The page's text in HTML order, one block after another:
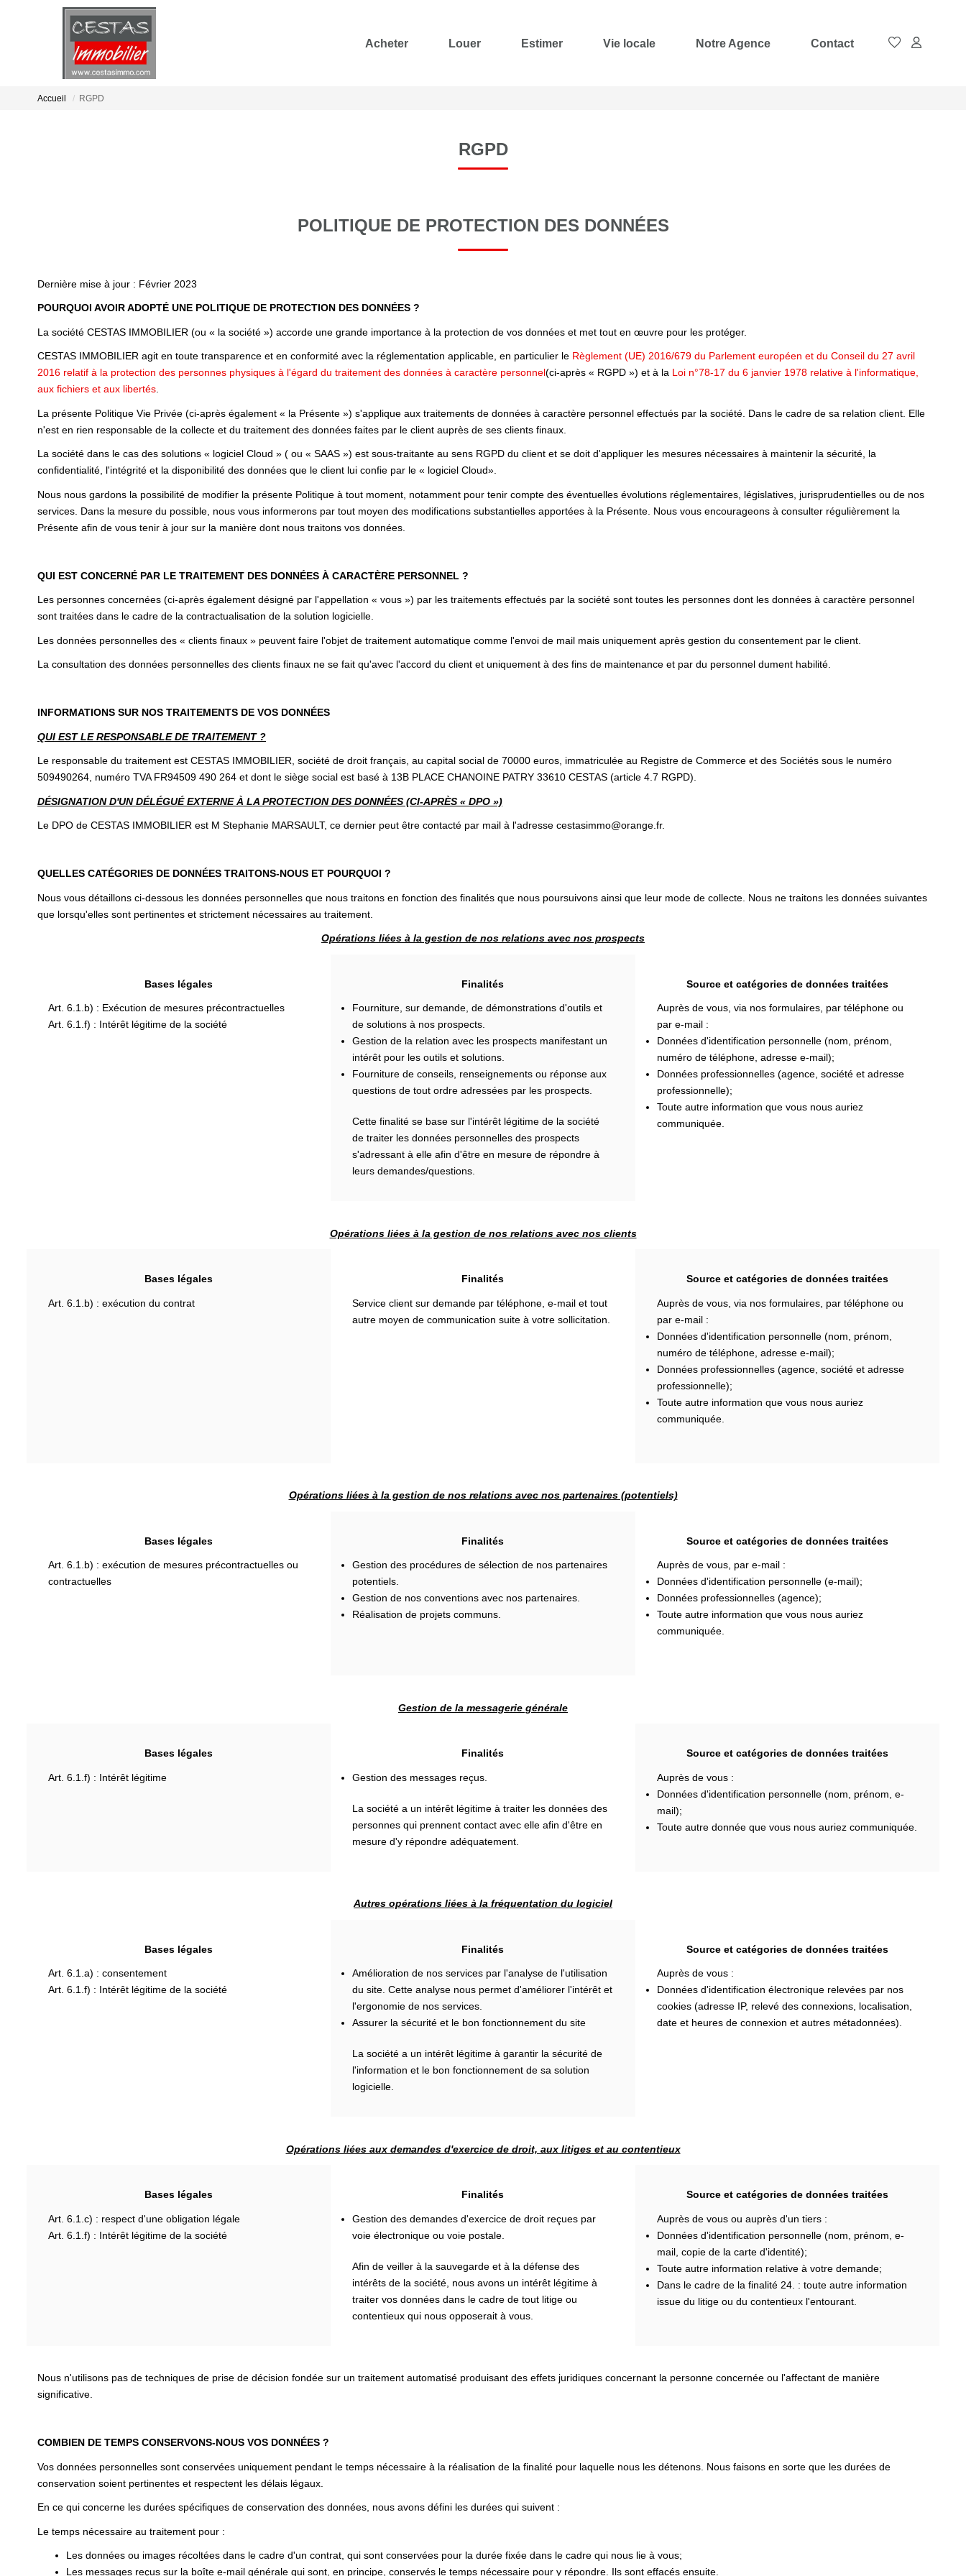
Acheter Louer Estimer Vie locale Notre Agence Contact
Accueil RGPD
RGPD
POLITIQUE DE PROTECTION DES DONNÉES
Dernière mise à jour : Février 2023
POURQUOI AVOIR ADOPTÉ UNE POLITIQUE DE PROTECTION DES DONNÉES ?
La société CESTAS IMMOBILIER (ou « la société ») accorde une grande importance à la protection de vos données et met tout en œuvre pour les protéger.
CESTAS IMMOBILIER agit en toute transparence et en conformité avec la réglementation applicable, en particulier le Règlement (UE) 2016/679 du Parlement européen et du Conseil du 27 avril
2016 relatif à la protection des personnes physiques à l'égard du traitement des données à caractère personnel(ci-après « RGPD ») et à la Loi n°78-17 du 6 janvier 1978 relative à l'informatique,
aux fichiers et aux libertés
La présente Politique Vie Privée (ci-après également « la Présente ») s'applique aux traitements de données à caractère personnel effectués par la société. Dans le cadre de sa relation client. Elle
n'est en rien responsable de la collecte et du traitement des données faites par le client auprès de ses clients finaux.
La société dans le cas des solutions « logiciel Cloud » ( ou « SAAS ») est sous-traitante au sens RGPD du client et se doit d'appliquer les mesures nécessaires à maintenir la sécurité, la
confidentialité, l'intégrité et la disponibilité des données que le client lui confie par le « logiciel Cloud».
Nous nous gardons la possibilité de modifier la présente Politique à tout moment, notamment pour tenir compte des éventuelles évolutions réglementaires, législatives, jurisprudentielles ou de nos
services. Dans la mesure du possible, nous vous informerons par tout moyen des modifications substantielles apportées à la Présente. Nous vous encourageons à consulter régulièrement la
Présente afin de vous tenir à jour sur la manière dont nous traitons vos données.
QUI EST CONCERNÉ PAR LE TRAITEMENT DES DONNÉES À CARACTÈRE PERSONNEL ?
Les personnes concernées (ci-après également désigné par l'appellation « vous ») par les traitements effectués par la société sont toutes les personnes dont les données à caractère personnel
sont traitées dans le cadre de la contractualisation de la solution logicielle.
Les données personnelles des « clients finaux » peuvent faire l'objet de traitement automatique comme l'envoi de mail mais uniquement après gestion du consentement par le client.
La consultation des données personnelles des clients finaux ne se fait qu'avec l'accord du client et uniquement à des fins de maintenance et par du personnel dument habilité.
INFORMATIONS SUR NOS TRAITEMENTS DE VOS DONNÉES
QUI EST LE RESPONSABLE DE TRAITEMENT ?
Le responsable du traitement est CESTAS IMMOBILIER, société de droit français, au capital social de 70000 euros, immatriculée au Registre de Commerce et des Sociétés sous le numéro
509490264, numéro TVA FR94509 490 264 et dont le siège social est basé à 13B PLACE CHANOINE PATRY 33610 CESTAS (article 4.7 RGPD).
DÉSIGNATION D'UN DÉLÉGUÉ EXTERNE À LA PROTECTION DES DONNÉES (CI-APRÈS « DPO »)
Le DPO de CESTAS IMMOBILIER est M Stephanie MARSAULT, ce dernier peut être contacté par mail à l'adresse cestasimmo@orange.fr.
QUELLES CATÉGORIES DE DONNÉES TRAITONS-NOUS ET POURQUOI ?
Nous vous détaillons ci-dessous les données personnelles que nous traitons en fonction des finalités que nous poursuivons ainsi que leur mode de collecte. Nous ne traitons les données suivantes
que lorsqu'elles sont pertinentes et strictement nécessaires au traitement.
Opérations liées à la gestion de nos relations avec nos prospects
Bases légales
Art. 6.1.b) : Exécution de mesures précontractuelles
Art. 6.1.f) : Intérêt légitime de la société
Finalités
Fourniture, sur demande, de démonstrations d'outils et
de solutions à nos prospects.
Gestion de la relation avec les prospects manifestant un
intérêt pour les outils et solutions.
Fourniture de conseils, renseignements ou réponse aux
questions de tout ordre adressées par les prospects.
Cette finalité se base sur l'intérêt légitime de la société
de traiter les données personnelles des prospects
s'adressant à elle afin d'être en mesure de répondre à
leurs demandes/questions.
Source et catégories de données traitées
Auprès de vous, via nos formulaires, par téléphone ou
par e-mail :
Données d'identification personnelle (nom, prénom,
numéro de téléphone, adresse e-mail);
Données professionnelles (agence, société et adresse
professionnelle);
Toute autre information que vous nous auriez
communiquée.
Opérations liées à la gestion de nos relations avec nos clients
Bases légales
Art. 6.1.b) : exécution du contrat
Finalités
Service client sur demande par téléphone, e-mail et tout
autre moyen de communication suite à votre sollicitation.
Source et catégories de données traitées
Auprès de vous, via nos formulaires, par téléphone ou
par e-mail :
Données d'identification personnelle (nom, prénom,
numéro de téléphone, adresse e-mail);
Données professionnelles (agence, société et adresse
professionnelle);
Toute autre information que vous nous auriez
communiquée.
Opérations liées à la gestion de nos relations avec nos partenaires (potentiels)
Bases légales
Art. 6.1.b) : exécution de mesures précontractuelles ou
contractuelles
Finalités
Gestion des procédures de sélection de nos partenaires
potentiels.
Gestion de nos conventions avec nos partenaires.
Réalisation de projets communs.
Source et catégories de données traitées
Auprès de vous, par e-mail :
Données d'identification personnelle (e-mail);
Données professionnelles (agence);
Toute autre information que vous nous auriez
communiquée.
Gestion de la messagerie générale
Bases légales
Art. 6.1.f) : Intérêt légitime
Finalités
Gestion des messages reçus.
La société a un intérêt légitime à traiter les données des
personnes qui prennent contact avec elle afin d'être en
mesure d'y répondre adéquatement.
Source et catégories de données traitées
Auprès de vous :
Données d'identification personnelle (nom, prénom, e-
mail);
Toute autre donnée que vous nous auriez communiquée.
Autres opérations liées à la fréquentation du logiciel
Bases légales
Art. 6.1.a) : consentement
Art. 6.1.f) : Intérêt légitime de la société
Finalités
Amélioration de nos services par l'analyse de l'utilisation
du site. Cette analyse nous permet d'améliorer l'intérêt et
l'ergonomie de nos services.
Assurer la sécurité et le bon fonctionnement du site
La société a un intérêt légitime à garantir la sécurité de
l'information et le bon fonctionnement de sa solution
logicielle.
Source et catégories de données traitées
Auprès de vous :
Données d'identification électronique relevées par nos
cookies (adresse IP, relevé des connexions, localisation,
date et heures de connexion et autres métadonnées).
Opérations liées aux demandes d'exercice de droit, aux litiges et au contentieux
Bases légales
Art. 6.1.c) : respect d'une obligation légale
Art. 6.1.f) : Intérêt légitime de la société
Finalités
Gestion des demandes d'exercice de droit reçues par
voie électronique ou voie postale.
Afin de veiller à la sauvegarde et à la défense des
intérêts de la société, nous avons un intérêt légitime à
traiter vos données dans le cadre de tout litige ou
contentieux qui nous opposerait à vous.
Source et catégories de données traitées
Auprès de vous ou auprès d'un tiers :
Données d'identification personnelle (nom, prénom, e-
mail, copie de la carte d'identité);
Toute autre information relative à votre demande;
Dans le cadre de la finalité 24. : toute autre information
issue du litige ou du contentieux l'entourant.
Nous n'utilisons pas de techniques de prise de décision fondée sur un traitement automatisé produisant des effets juridiques concernant la personne concernée ou l'affectant de manière
significative.
COMBIEN DE TEMPS CONSERVONS-NOUS VOS DONNÉES ?
Vos données personnelles sont conservées uniquement pendant le temps nécessaire à la réalisation de la finalité pour laquelle nous les détenons. Nous faisons en sorte que les durées de
conservation soient pertinentes et respectent les délais légaux.
En ce qui concerne les durées spécifiques de conservation des données, nous avons défini les durées qui suivent :
Le temps nécessaire au traitement pour :
Les données ou images récoltées dans le cadre d'un contrat, qui sont conservées pour la durée fixée dans le cadre qui nous lie à vous;
Les messages reçus sur la boîte e-mail générale qui sont, en principe, conservés le temps nécessaire pour y répondre. Ils sont effacés ensuite.